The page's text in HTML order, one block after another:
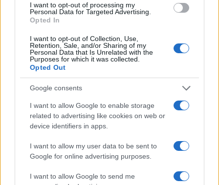
I want to opt-out of processing my
Personal Data for Targeted Advertising.
Opted In
I want to opt-out of Collection, Use,
Retention, Sale, and/or Sharing of my
Personal Data that Is Unrelated with the
Purposes for which it was collected.
Opted Out
Google consents
I want to allow Google to enable storage
related to advertising like cookies on web or
device identifiers in apps.
I want to allow my user data to be sent to
Google for online advertising purposes.
I want to allow Google to send me
FINANCIERING
Stap-voor-stap gids voor een eenvoudige dcf-berekening
Lotte de Vries · 5 aug 2026